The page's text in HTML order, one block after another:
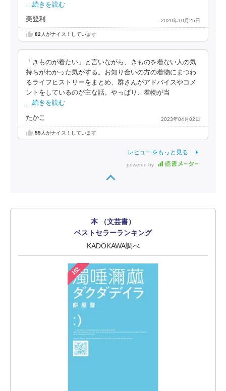
…続きを読む
美登利 2020年10月25日
82 人がナイス！しています
「きものが着たい」と言いながら、きものを着ない人の気
持ちがわかった気がする。お知り合いの方の着物にまつわ
るライフヒストリーをまとめ、群さんがアドバイスやコメ
ントをしているのが主な話。やっぱり、着物が当
…続きを読む
たかこ 2023年04月02日
55人がナイス！しています
レビューをもっと見る
powered by
本 （文芸書）
ベストセラーランキング
KADOKAWA調べ
1位